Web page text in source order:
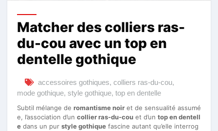
Matcher des colliers ras-
du-cou avec un top en
dentelle gothique
accessoires gothiques, colliers ras-du-cou,
mode gothique, style gothique, top en dentelle
Subtil mélange de romantisme noir et de sensualité assumé
e, l’association d’un collier ras-du-cou et d’un top en dentell
e dans un pur style gothique fascine autant qu’elle interrog